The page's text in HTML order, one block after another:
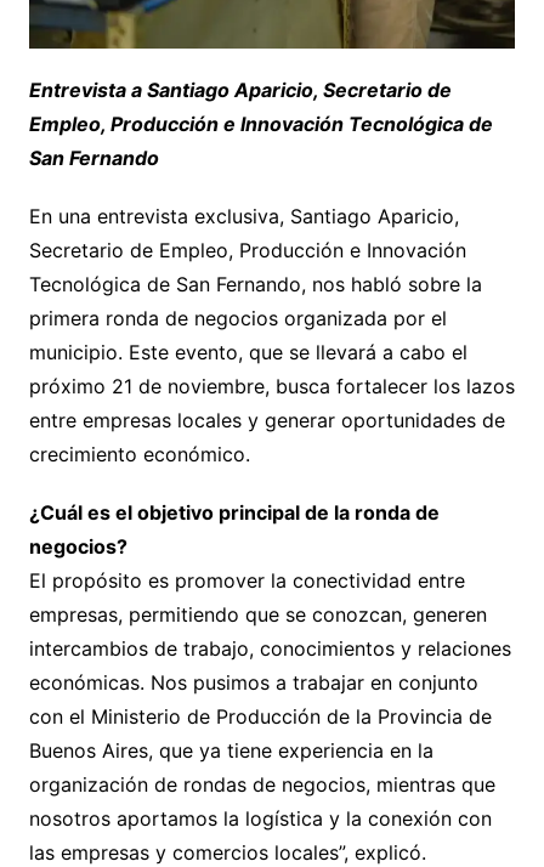
Entrevista a Santiago Aparicio, Secretario de
Empleo, Producción e Innovación Tecnológica de
San Fernando
En una entrevista exclusiva, Santiago Aparicio,
Secretario de Empleo, Producción e Innovación
Tecnológica de San Fernando, nos habló sobre la
primera ronda de negocios organizada por el
municipio. Este evento, que se llevará a cabo el
próximo 21 de noviembre, busca fortalecer los lazos
entre empresas locales y generar oportunidades de
crecimiento económico.
¿Cuál es el objetivo principal de la ronda de
negocios?
El propósito es promover la conectividad entre
empresas, permitiendo que se conozcan, generen
intercambios de trabajo, conocimientos y relaciones
económicas. Nos pusimos a trabajar en conjunto
con el Ministerio de Producción de la Provincia de
Buenos Aires, que ya tiene experiencia en la
organización de rondas de negocios, mientras que
nosotros aportamos la logística y la conexión con
las empresas y comercios locales”, explicó.